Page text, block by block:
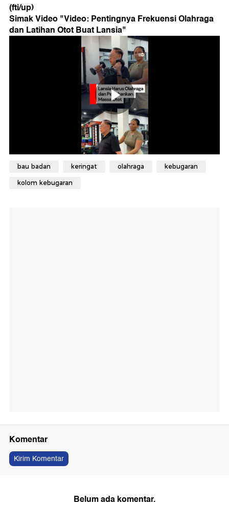
(fti/up)
Simak Video "Video: Pentingnya Frekuensi Olahraga
dan Latihan Otot Buat Lansia"
bau badan keringat olahraga kebugaran
kolom kebugaran
Komentar
Kirim Komentar
Belum ada komentar.